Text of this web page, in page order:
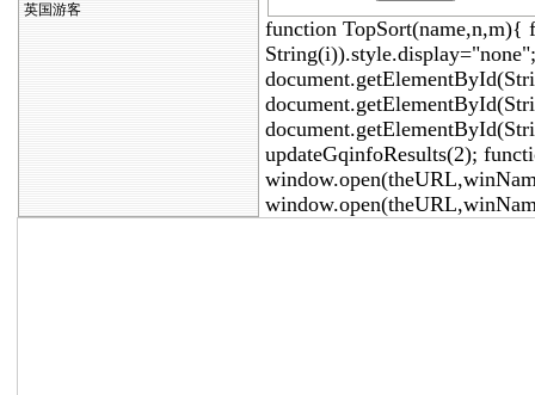
英国游客
function TopSort(name,n,m){
String(i)).style.display="none";
updateGqinfoResults(2);